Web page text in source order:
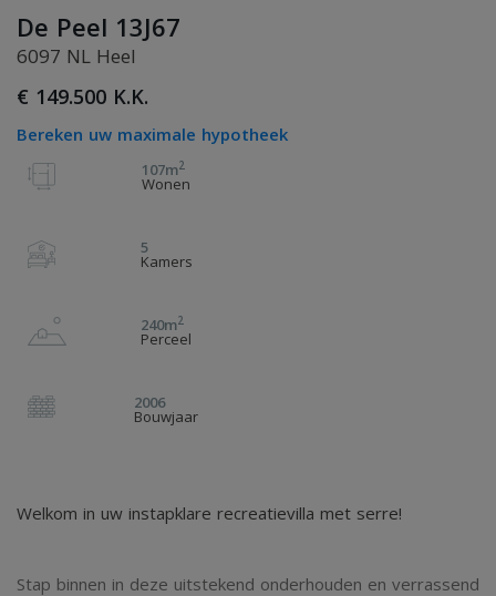
De Peel 13J67
6097 NL Heel
€ 149.500 K.K.
Bereken uw maximale hypotheek
107m2
Wonen
5
Kamers
240m2
Perceel
2006
Bouwjaar
Welkom in uw instapklare recreatievilla met serre!
Stap binnen in deze uitstekend onderhouden en verrassend